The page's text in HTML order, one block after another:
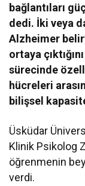
bağlantıları
dedi. İki veya
Alzheimer
ortaya
sürecinde
hücreleri
bilişsel
Üsküdar
Klinik Psikolog
öğrenmenin
verdi.